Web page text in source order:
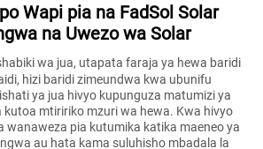
Wapi pia na FadSol Solar
na Uwezo wa Solar
wa jua, utapata faraja ya hewa baridi
hizi baridi zimeundwa kwa ubunifu
ya jua hivyo kupunguza matumizi ya
kutoa mtiririko mzuri wa hewa. Kwa hivyo
wanaweza pia kutumika katika maeneo ya
au hata kama suluhisho mbadala la